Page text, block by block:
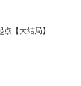
【大结局】